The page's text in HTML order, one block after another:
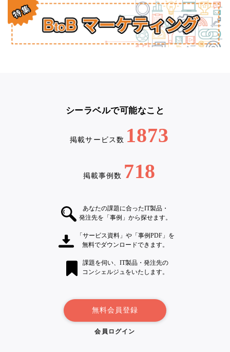
シーラベルで可能なこと
掲載サービス数 1873
掲載事例数 718
あなたの課題に合ったIT製品・
発注先を「事例」から探せます。
「サービス資料」や「事例PDF」を
無料でダウンロードできます。
課題を伺い、IT製品・発注先の
コンシェルジュをいたします。
無料会員登録
会員ログイン